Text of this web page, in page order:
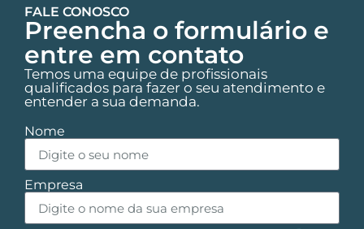
FALE CONOSCO
Preencha o formulário e
entre em contato
Temos uma equipe de profissionais
qualificados para fazer o seu atendimento e
entender a sua demanda.
Nome
Empresa